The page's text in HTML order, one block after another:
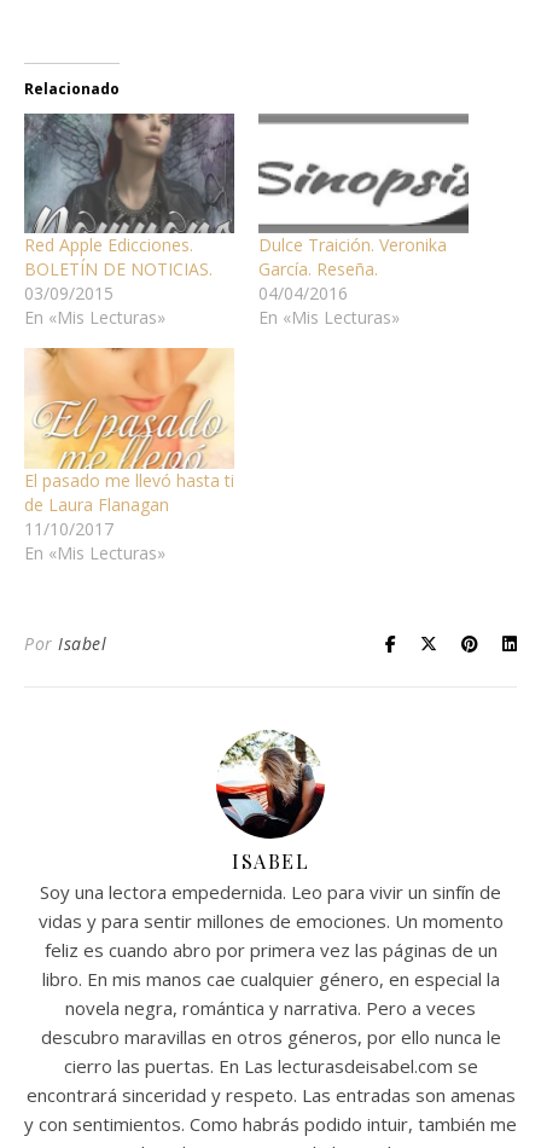
Relacionado
Red Apple Edicciones.
BOLETÍN DE NOTICIAS.
03/09/2015
En «Mis Lecturas»
Dulce Traición. Veronika
García. Reseña.
04/04/2016
En «Mis Lecturas»
El pasado me llevó hasta ti
de Laura Flanagan
11/10/2017
En «Mis Lecturas»
Por Isabel
ISABEL
Soy una lectora empedernida. Leo para vivir un sinfín de
vidas y para sentir millones de emociones. Un momento
feliz es cuando abro por primera vez las páginas de un
libro. En mis manos cae cualquier género, en especial la
novela negra, romántica y narrativa. Pero a veces
descubro maravillas en otros géneros, por ello nunca le
cierro las puertas. En Las lecturasdeisabel.com se
encontrará sinceridad y respeto. Las entradas son amenas
y con sentimientos. Como habrás podido intuir, también me